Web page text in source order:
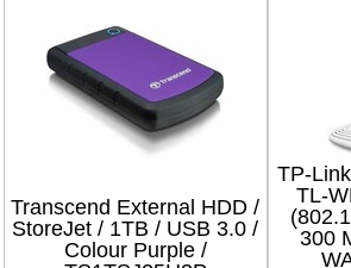
Transcend External HDD /
StoreJet / 1TB / USB 3.0 /
Colour Purple /
TP-
TL-
300